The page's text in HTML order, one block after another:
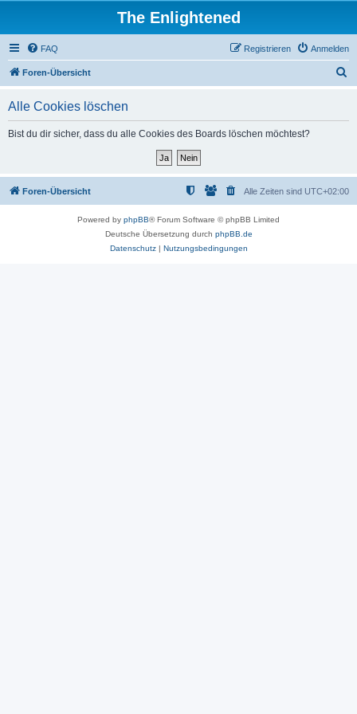
The Enlightened
FAQ Anmelden
Registrieren
Foren-Übersicht
Alle Cookies löschen
Bist du dir sicher, dass du alle Cookies des Boards löschen möchtest?
Foren-Übersicht Alle Zeiten sind UTC+02:00
Powered by phpBB® Forum Software © phpBB Limited
Deutsche Übersetzung durch phpBB.de
Datenschutz| Nutzungsbedingungen